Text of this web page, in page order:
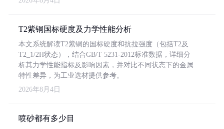
T2紫铜国标硬度及力学性能分析
本文系统解读T2紫铜的国标硬度和抗拉强度（包括T2及
T2_1/2H状态），结合GB/T 5231-2012标准数据，详细分
析其力学性能指标及影响因素，并对比不同状态下的金属
特性差异，为工业选材提供参考。
2026年8月4日
喷砂都有多少目